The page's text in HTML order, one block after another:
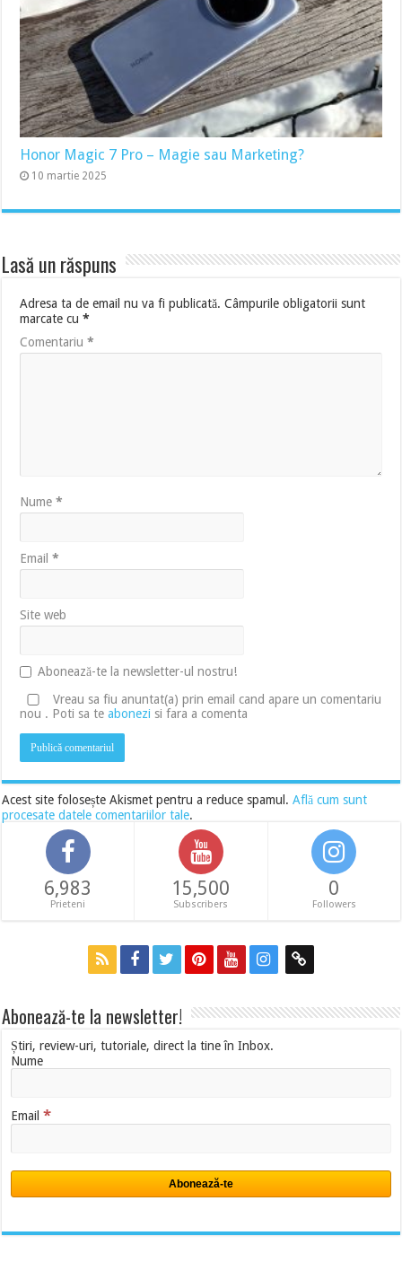
Honor Magic 7 Pro – Magie sau Marketing?
10 martie 2025
Lasă un răspuns
Adresa ta de email nu va fi publicată. Câmpurile obligatorii sunt
marcate cu*
Comentariu*
Nume*
Email*
Site web
Abonează-te la newsletter-ul nostru!
Vreau sa fiu anuntat(a) prin email cand apare un comentariu
nou . Poti sa teabonezi si fara a comenta
Acest site folosește Akismet pentru a reduce spamul.Află cum sunt
procesate datele comentariilor tale.
6,983
Prieteni
15,500
Subscribers
0
Followers
Abonează-te la newsletter!
Știri, review-uri, tutoriale, direct la tine în Inbox.
Nume
Email*